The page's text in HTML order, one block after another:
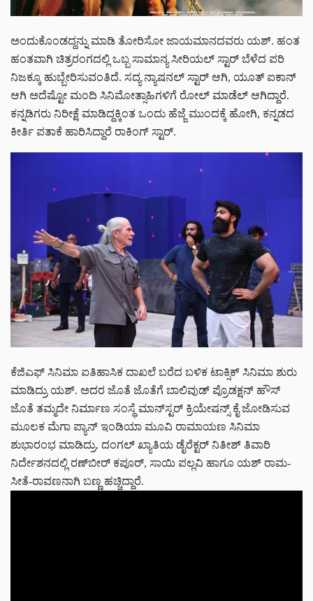
ಅಂದುಕೊಂಡದ್ದನ್ನು ಮಾಡಿ ತೋರಿಸೋ ಜಾಯಮಾನದವರು ಯಶ್. ಹಂತ
ಹಂತವಾಗಿ ಚಿತ್ರರಂಗದಲ್ಲಿ ಒಬ್ಬ ಸಾಮಾನ್ಯ ಸೀರಿಯಲ್ ಸ್ಟಾರ್ ಬೆಳೆದ ಪರಿ
ನಿಜಕ್ಕೂ ಹುಬ್ಬೇರಿಸುವಂತಿದೆ. ಸದ್ಯ ನ್ಯಾಷನಲ್ ಸ್ಟಾರ್ ಆಗಿ, ಯೂತ್ ಐಕಾನ್
ಆಗಿ ಅದೆಷ್ಟೋ ಮಂದಿ ಸಿನಿಮೋತ್ಸಾಹಿಗಳಿಗೆ ರೋಲ್ ಮಾಡೆಲ್ ಆಗಿದ್ದಾರೆ.
ಕನ್ನಡಿಗರು ನಿರೀಕ್ಷೆ ಮಾಡಿದ್ದಕ್ಕಿಂತ ಒಂದು ಹೆಜ್ಜೆ ಮುಂದಕ್ಕೆ ಹೋಗಿ, ಕನ್ನಡದ
ಕೀರ್ತಿ ಪತಾಕೆ ಹಾರಿಸಿದ್ದಾರೆ ರಾಕಿಂಗ್ ಸ್ಟಾರ್.
ಕೆಜಿಎಫ್ ಸಿನಿಮಾ ಐತಿಹಾಸಿಕ ದಾಖಲೆ ಬರೆದ ಬಳಿಕ ಟಾಕ್ಸಿಕ್ ಸಿನಿಮಾ ಶುರು
ಮಾಡಿದ್ರು ಯಶ್. ಅದರ ಜೊತೆ ಜೊತೆಗೆ ಬಾಲಿವುಡ್‌ ಪ್ರೊಡಕ್ಷನ್ ಹೌಸ್‌
ಜೊತೆ ತಮ್ಮದೇ ನಿರ್ಮಾಣ ಸಂಸ್ಥೆ ಮಾನ್‌ಸ್ಟರ್ ಕ್ರಿಯೇಷನ್ಸ್ ಕೈ ಜೋಡಿಸುವ
ಮೂಲಕ ಮೆಗಾ ಪ್ಯಾನ್ ಇಂಡಿಯಾ ಮೂವಿ ರಾಮಾಯಣ ಸಿನಿಮಾ
ಶುಭಾರಂಭ ಮಾಡಿದ್ರು. ದಂಗಲ್ ಖ್ಯಾತಿಯ ಡೈರೆಕ್ಟರ್ ನಿತೀಶ್ ತಿವಾರಿ
ನಿರ್ದೇಶನದಲ್ಲಿ ರಣ್‌ಬೀರ್ ಕಪೂರ್, ಸಾಯಿ ಪಲ್ಲವಿ ಹಾಗೂ ಯಶ್ ರಾಮ-
ಸೀತೆ-ರಾವಣನಾಗಿ ಬಣ್ಣ ಹಚ್ಚಿದ್ದಾರೆ.